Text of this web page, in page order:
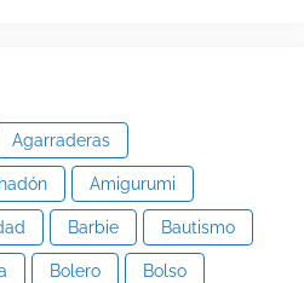
Agarraderas
Amigurumi
Barbie Bautismo
Bolero Bolso